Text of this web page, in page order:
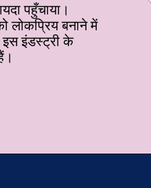
पहुँचाया।
लोकप्रिय बनाने में
इस इंडस्ट्री के